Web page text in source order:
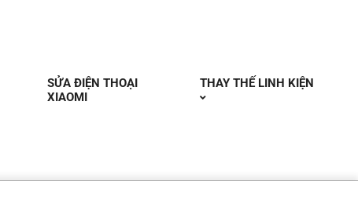
SỬA ĐIỆN THOẠI
XIAOMI
THAY THẾ LINH KIỆN